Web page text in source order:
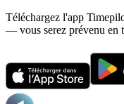
Téléchargez l'app
— vous serez prévenu en